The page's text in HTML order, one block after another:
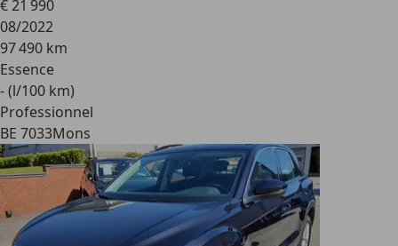
€ 21 990
08/2022
97 490 km
Essence
- (l/100 km)
Professionnel
BE 7033Mons